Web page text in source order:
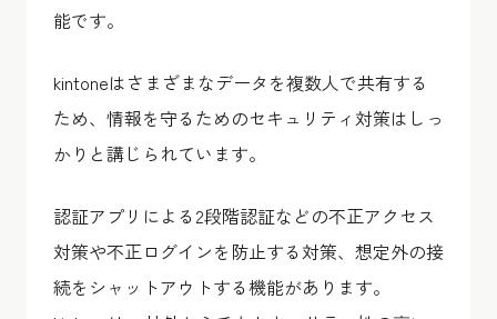
能です。
kintoneはさまざまなデータを複数人で共有する
ため、情報を守るためのセキュリティ対策はしっ
かりと講じられています。
認証アプリによる2段階認証などの不正アクセス
対策や不正ログインを防止する対策、想定外の接
続をシャットアウトする機能があります。